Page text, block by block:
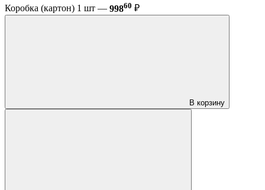
Коробка (картон) 1 шт — 99860 ₽
В корзину